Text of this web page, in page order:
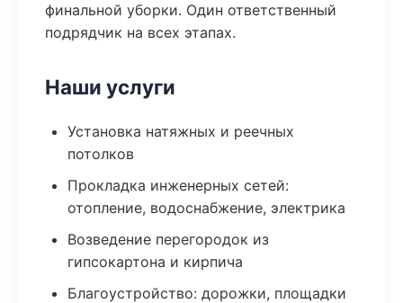
финальной уборки. Один ответственный
подрядчик на всех этапах.
Наши услуги
Установка натяжных и реечных
потолков
Прокладка инженерных сетей:
отопление, водоснабжение, электрика
Возведение перегородок из
гипсокартона и кирпича
Благоустройство: дорожки, площадки